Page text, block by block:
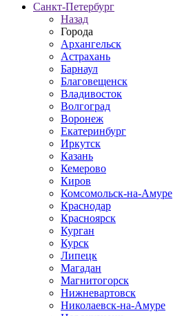
Санкт-Петербург
Назад
Города
Архангельск
Астрахань
Барнаул
Благовещенск
Владивосток
Волгоград
Воронеж
Екатеринбург
Иркутск
Казань
Кемерово
Киров
Комсомольск-на-Амуре
Краснодар
Красноярск
Курган
Курск
Липецк
Магадан
Магнитогорск
Нижневартовск
Николаевск-на-Амуре